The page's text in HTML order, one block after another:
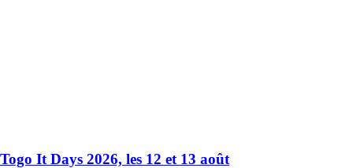
Togo It Days 2026, les 12 et 13 août